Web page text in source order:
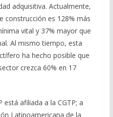
adquisitiva. Actualmente,
construcción es 128% más
vital y 37% mayor que
Al mismo tiempo, esta
ha hecho posible que
crezca 60% en 17
está afiliada a la CGTP; a
Latinoamericana de la